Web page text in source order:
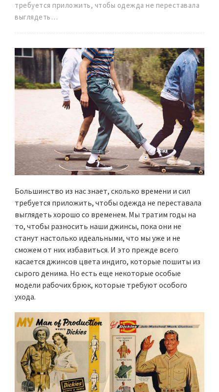
требуется приложить, чтобы одежда не переставала
выглядеть…
Большинство из нас знает, сколько времени и сил
требуется приложить, чтобы одежда не переставала
выглядеть хорошо со временем. Мы тратим годы на
то, чтобы разносить наши джинсы, пока они не
станут настолько идеальными, что мы уже и не
сможем от них избавиться. И это прежде всего
касается джинсов цвета индиго, которые пошиты из
сырого денима. Но есть еще некоторые особые
модели рабочих брюк, которые требуют особого
ухода.